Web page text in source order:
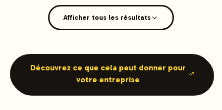
Afficher tous les résultats
Découvrez ce que cela peut donner pour
votre entreprise